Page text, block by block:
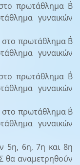
πρωτάθλημα Β΄
γυναικών
πρωτάθλημα Β΄
γυναικών
πρωτάθλημα Β΄
γυναικών
πρωτάθλημα Β΄
γυναικών
5η, 6η, 7η και 8η
θα αναμετρηθούν